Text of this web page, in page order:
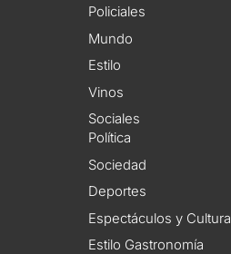
Policiales
Mundo
Estilo
Vinos
Sociales
Política
Sociedad
Deportes
Espectáculos y Cultura
Estilo Gastronomía